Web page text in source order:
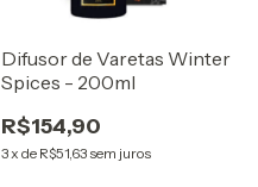
Difusor de Varetas Winter
Spices - 200ml
R$154,90
3x de R$51,63 sem juros